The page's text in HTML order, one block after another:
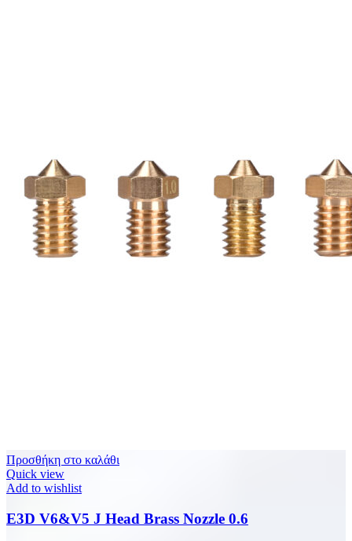
Προσθήκη στο καλάθι
Quick view
Add to wishlist
E3D V6&V5 J Head Brass Nozzle 0.6